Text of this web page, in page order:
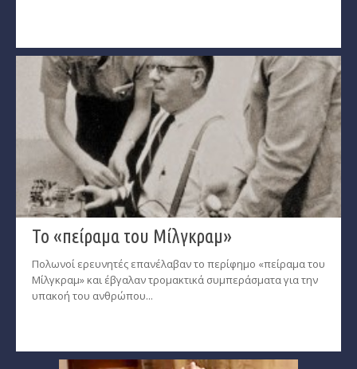
Το «πείραμα του Μίλγκραμ»
Πολωνοί ερευνητές επανέλαβαν το περίφημο «πείραμα του
Μίλγκραμ» και έβγαλαν τρομακτικά συμπεράσματα για την
υπακοή του ανθρώπου...